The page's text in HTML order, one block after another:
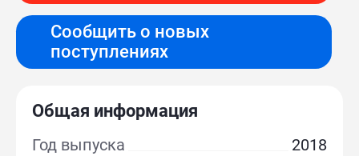
Сообщить о новых
поступлениях
Общая информация
Год выпуска
2018